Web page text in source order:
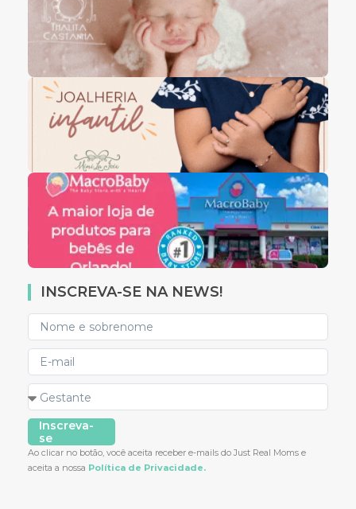
INSCREVA-SE NA NEWS!
Inscreva-
se
Ao clicar no botão, você aceita receber e-mails do Just Real Moms e
aceita a nossa Política de Privacidade.